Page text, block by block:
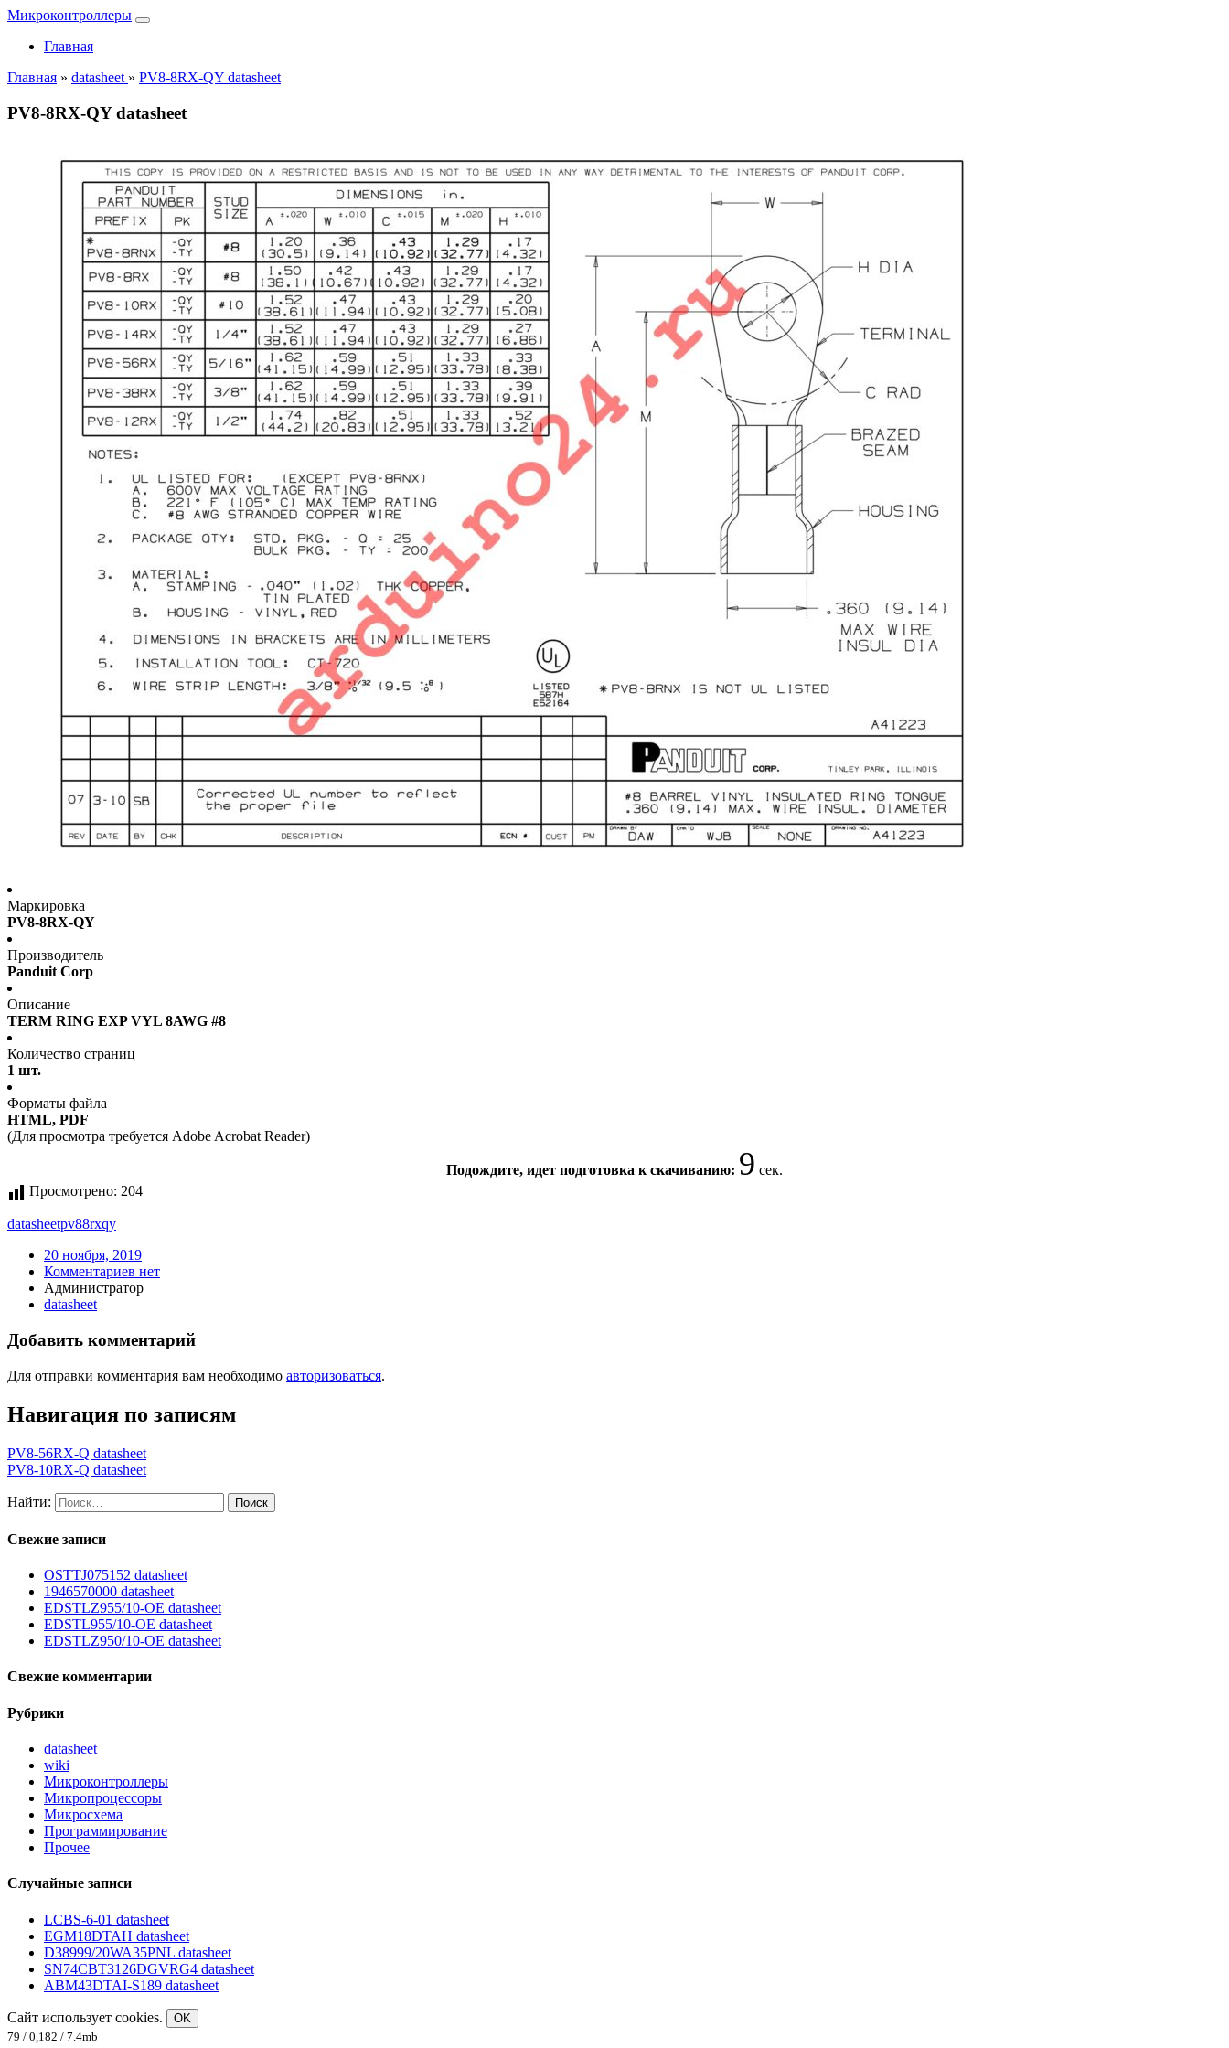
Микроконтроллеры
Главная
Главная » datasheet » PV8-8RX-QY datasheet
PV8-8RX-QY datasheet
Маркировка
PV8-8RX-QY
Производитель
Panduit Corp
Описание
TERM RING EXP VYL 8AWG #8
Количество страниц
1 шт.
Форматы файла
HTML, PDF
(Для просмотра требуется Adobe Acrobat Reader)
Подождите, идет подготовка к скачиванию: 9 сек.
Просмотрено: 204
datasheetpv88rxqy
20 ноября, 2019
Комментариев нет
Администратор
datasheet
Добавить комментарий
Для отправки комментария вам необходимо авторизоваться.
Навигация по записям
PV8-56RX-Q datasheet
PV8-10RX-Q datasheet
Найти:
Свежие записи
OSTTJ075152 datasheet
1946570000 datasheet
EDSTLZ955/10-OE datasheet
EDSTL955/10-OE datasheet
EDSTLZ950/10-OE datasheet
Свежие комментарии
Рубрики
datasheet
wiki
Микроконтроллеры
Микропроцессоры
Микросхема
Программирование
Прочее
Случайные записи
LCBS-6-01 datasheet
EGM18DTAH datasheet
D38999/20WA35PNL datasheet
SN74CBT3126DGVRG4 datasheet
ABM43DTAI-S189 datasheet
Сайт использует cookies.
OK
79 / 0,182 / 7.4mb